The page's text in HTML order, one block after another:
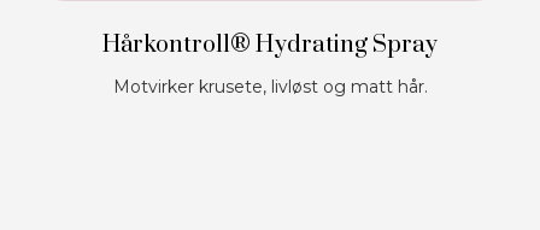
Hårkontroll® Hydrating Spray
Motvirker krusete, livløst og matt hår.